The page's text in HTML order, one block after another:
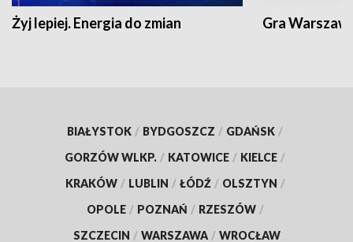
Żyj lepiej. Energia do zmian Gra
BIAŁYSTOK / BYDGOSZCZ / GDAŃSK /
GORZÓW WLKP. / KATOWICE / KIELCE /
KRAKÓW / LUBLIN / ŁÓDŹ / OLSZTYN /
OPOLE / POZNAŃ / RZESZÓW /
SZCZECIN / WARSZAWA / WROCŁAW